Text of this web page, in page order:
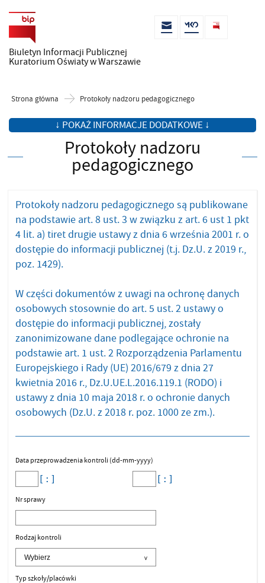
Biuletyn Informacji Publicznej
Kuratorium Oświaty w Warszawie
Strona główna Protokoły nadzoru pedagogicznego
↓ POKAŻ INFORMACJE DODATKOWE ↓
Protokoły nadzoru
pedagogicznego
Protokoły nadzoru pedagogicznego są publikowane
na podstawie art. 8 ust. 3 w związku z art. 6 ust 1 pkt
4 lit. a) tiret drugie ustawy z dnia 6 września 2001 r. o
dostępie do informacji publicznej (t.j. Dz.U. z 2019 r.,
poz. 1429).
W części dokumentów z uwagi na ochronę danych
osobowych stosownie do art. 5 ust. 2 ustawy o
dostępie do informacji publicznej, zostały
zanonimizowane dane podlegające ochronie na
podstawie art. 1 ust. 2 Rozporządzenia Parlamentu
Europejskiego i Rady (UE) 2016/679 z dnia 27
kwietnia 2016 r., Dz.U.UE.L.2016.119.1 (RODO) i
ustawy z dnia 10 maja 2018 r. o ochronie danych
osobowych (Dz.U. z 2018 r. poz. 1000 ze zm.).
Data przeprowadzenia kontroli (dd-mm-yyyy)
Nr sprawy
Rodzaj kontroli
Typ szkoły/placówki